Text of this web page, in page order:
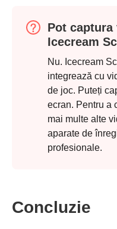
Pot
Icecream
Nu. Icecream
integrează cu
de joc. Puteți
ecran. Pentru a
mai multe alte
aparate de
profesionale.
Concluzie